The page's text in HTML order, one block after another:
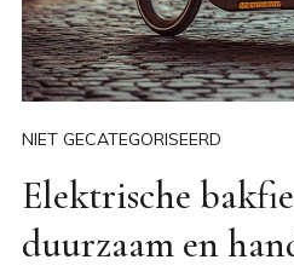
NIET GECATEGORISEERD
Elektrische
duurzaam en